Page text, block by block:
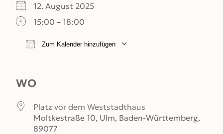
12. August 2025
15:00 – 18:00
Zum Kalender hinzufügen
WO
Platz vor dem Weststadthaus
Moltkestraße 10, Ulm, Baden-Württemberg,
89077